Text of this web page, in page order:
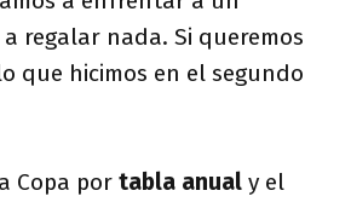
regalar nada. Si queremos
que hicimos en el segundo
Copa por tabla anual y el